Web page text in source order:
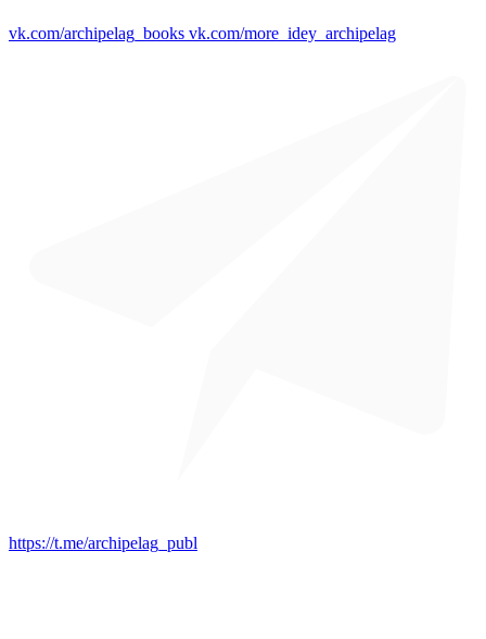
vk.com/archipelag_books vk.com/more_idey_archipelag
https://t.me/archipelag_publ